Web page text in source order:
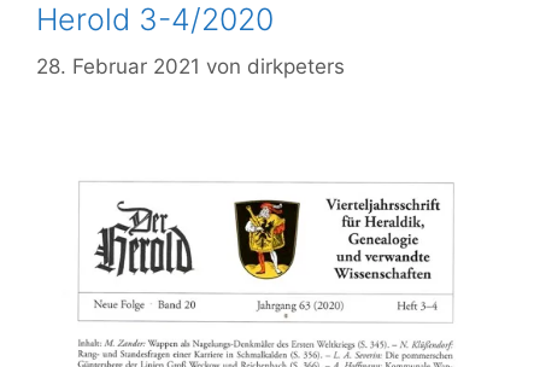
Herold 3-4/2020
28. Februar 2021 von dirkpeters